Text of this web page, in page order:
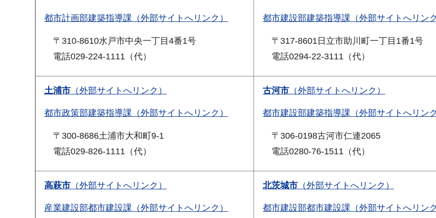
都市計画部建築指導課（外部サイトへリンク）
〒310-8610水戸市中央一丁目4番1号
電話029-224-1111（代）
都市建設部建築指導課（外部サイトへリンク
〒317-8601日立市助川町一丁目1番1号
電話0294-22-3111（代）
土浦市 （外部サイトへリンク）
都市政策部建築指導課（外部サイトへリンク）
〒300-8686土浦市大和町9-1
電話029-826-1111（代）
古河市 （外部サイトへリンク）
都市建設部建築指導課（外部サイトへリンク
〒306-0198古河市仁連2065
電話0280-76-1511（代）
高萩市 （外部サイトへリンク）
産業建設部都市建設課（外部サイトへリンク）
北茨城市 （外部サイトへリンク）
都市建設部都市建設課（外部サイトへリンク